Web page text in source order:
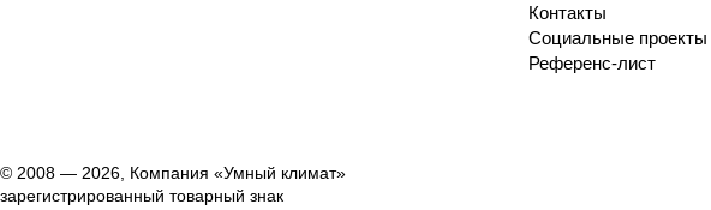
Контакты
Социальные проекты
Референс-лист
© 2008 — 2026, Компания «Умный климат»
зарегистрированный товарный знак